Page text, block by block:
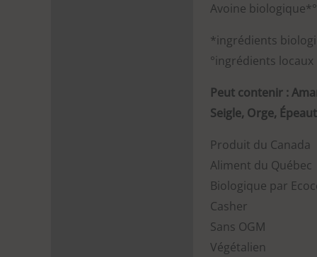
Avoine
*ingrédients
°ingrédients locaux
Peut contenir :
Seigle, Orge,
Produit du Canada
Aliment du Québec
Biologique par
Casher
Sans OGM
Végétalien